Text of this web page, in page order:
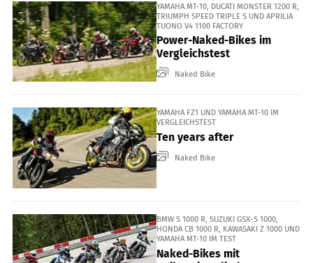
YAMAHA MT-10, DUCATI MONSTER 1200 R,
TRIUMPH SPEED TRIPLE S UND APRILIA
TUONO V4 1100 FACTORY
Power-Naked-Bikes im
Vergleichstest
Naked Bike
YAMAHA FZ1 UND YAMAHA MT-10 IM
VERGLEICHSTEST
Ten years after
Naked Bike
BMW S 1000 R, SUZUKI GSX-S 1000,
HONDA CB 1000 R, KAWASAKI Z 1000 UND
YAMAHA MT-10 IM TEST
Naked-Bikes mit